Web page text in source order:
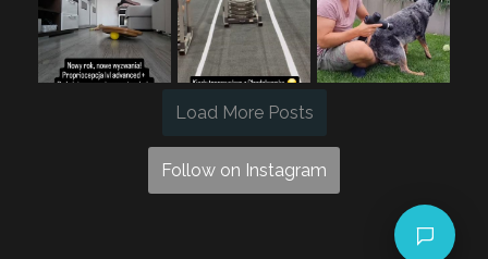
Load More Posts
Follow on Instagram